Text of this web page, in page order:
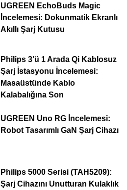
UGREEN EchoBuds Magic
İncelemesi: Dokunmatik Ekranlı
Akıllı Şarj Kutusu
Philips 3’ü 1 Arada Qi Kablosuz
Şarj İstasyonu İncelemesi:
Masaüstünde Kablo
Kalabalığına Son
UGREEN Uno RG İncelemesi:
Robot Tasarımlı GaN Şarj Cihazı
Philips 5000 Serisi (TAH5209):
Şarj Cihazını Unutturan Kulaklık